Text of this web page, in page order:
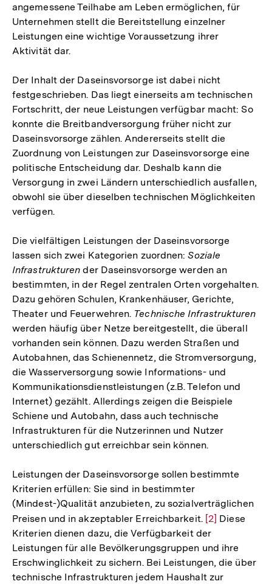
angemessene Teilhabe am Leben ermöglichen, für
Unternehmen stellt die Bereitstellung einzelner
Leistungen eine wichtige Voraussetzung ihrer
Aktivität dar.
Der Inhalt der Daseinsvorsorge ist dabei nicht
festgeschrieben. Das liegt einerseits am technischen
Fortschritt, der neue Leistungen verfügbar macht: So
konnte die Breitbandversorgung früher nicht zur
Daseinsvorsorge zählen. Andererseits stellt die
Zuordnung von Leistungen zur Daseinsvorsorge eine
politische Entscheidung dar. Deshalb kann die
Versorgung in zwei Ländern unterschiedlich ausfallen,
obwohl sie über dieselben technischen Möglichkeiten
verfügen.
Die vielfältigen Leistungen der Daseinsvorsorge
lassen sich zwei Kategorien zuordnen:Soziale
Infrastrukturen der Daseinsvorsorge werden an
bestimmten, in der Regel zentralen Orten vorgehalten.
Dazu gehören Schulen, Krankenhäuser, Gerichte,
Theater und Feuerwehren. Technische Infrastrukturen
werden häufig über Netze bereitgestellt, die überall
vorhanden sein können. Dazu werden Straßen und
Autobahnen, das Schienennetz, die Stromversorgung,
die Wasserversorgung sowie Informations- und
Kommunikationsdienstleistungen (z.B. Telefon und
Internet) gezählt. Allerdings zeigen die Beispiele
Schiene und Autobahn, dass auch technische
Infrastrukturen für die Nutzerinnen und Nutzer
unterschiedlich gut erreichbar sein können.
Leistungen der Daseinsvorsorge sollen bestimmte
Kriterien erfüllen: Sie sind in bestimmter
(Mindest-)Qualität anzubieten, zu sozialverträglichen
Preisen und in akzeptabler Erreichbarkeit. Zur
Auflösung
der
Fußnote
[2] Diese
Kriterien dienen dazu, die Verfügbarkeit der
Leistungen für alle Bevölkerungsgruppen und ihre
Erschwinglichkeit zu sichern. Bei Leistungen, die über
technische Infrastrukturen jedem Haushalt zur